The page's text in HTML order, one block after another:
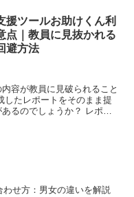
援ツールお助けくん利
点｜教員に見抜かれる
避方法
容が教員に見破られること
したレポートをそのまま提
るのでしょうか？ レポー
わせ方：男女の違いを解説